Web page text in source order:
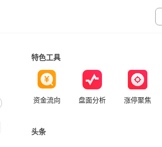
特色工具
资金流向 盘面分析 涨停聚焦
头条